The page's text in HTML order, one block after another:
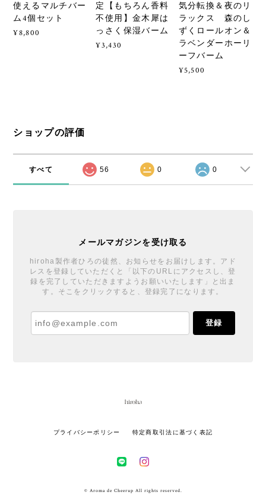
使えるマルチバー
ム4個セット
¥8,800
定【もちろん香料
不使用】金木犀は
っさく保湿バーム
¥3,430
気分転換＆夜のリ
ラックス 森のし
ずくロールオン＆
ラベンダーホーリ
ーフバーム
¥5,500
ショップの評価
すべて 56 0 0
メールマガジンを受け取る
hiroha製作者ひろの徒然、お知らせをお届けします。アド
レスを登録していただくと「以下のURLにアクセスし、登
録を完了していただきますようお願いいたします」と出ま
す。そこをクリックすると、登録完了になります。
登録
プライバシーポリシー 特定商取引法に基づく表記
© Aroma de Cheerup All rights reserved.